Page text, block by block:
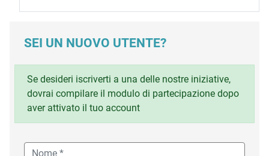
SEI UN NUOVO UTENTE?
Se desideri iscriverti a una delle nostre iniziative,
dovrai compilare il modulo di partecipazione dopo
aver attivato il tuo account